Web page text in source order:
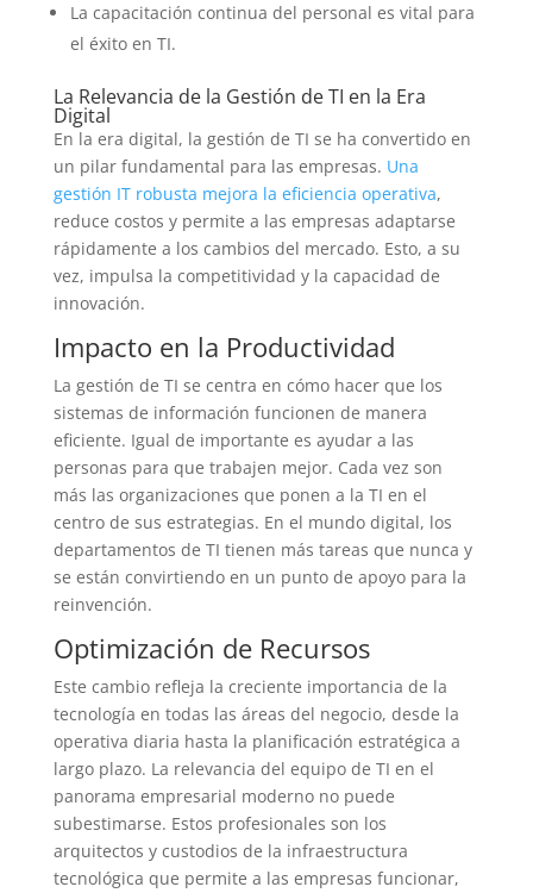
La capacitación continua del personal es vital para
el éxito en TI.
La Relevancia de la Gestión de TI en la Era
Digital
En la era digital, la gestión de TI se ha convertido en
un pilar fundamental para las empresas. Una
gestión IT robusta mejora la eficiencia operativa,
reduce costos y permite a las empresas adaptarse
rápidamente a los cambios del mercado. Esto, a su
vez, impulsa la competitividad y la capacidad de
innovación.
Impacto en la Productividad
La gestión de TI se centra en cómo hacer que los
sistemas de información funcionen de manera
eficiente. Igual de importante es ayudar a las
personas para que trabajen mejor. Cada vez son
más las organizaciones que ponen a la TI en el
centro de sus estrategias. En el mundo digital, los
departamentos de TI tienen más tareas que nunca y
se están convirtiendo en un punto de apoyo para la
reinvención.
Optimización de Recursos
Este cambio refleja la creciente importancia de la
tecnología en todas las áreas del negocio, desde la
operativa diaria hasta la planificación estratégica a
largo plazo. La relevancia del equipo de TI en el
panorama empresarial moderno no puede
subestimarse. Estos profesionales son los
arquitectos y custodios de la infraestructura
tecnológica que permite a las empresas funcionar,